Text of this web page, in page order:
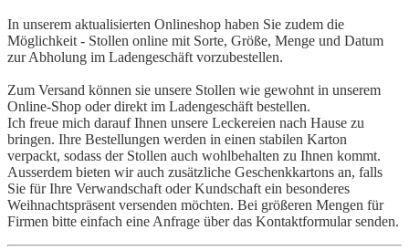
In unserem aktualisierten Onlineshop haben Sie zudem die
Möglichkeit - Stollen online mit Sorte, Größe, Menge und Datum
zur Abholung im Ladengeschäft vorzubestellen.
Zum Versand können sie unsere Stollen wie gewohnt in unserem
Online-Shop oder direkt im Ladengeschäft bestellen.
Ich freue mich darauf Ihnen unsere Leckereien nach Hause zu
bringen. Ihre Bestellungen werden in einen stabilen Karton
verpackt, sodass der Stollen auch wohlbehalten zu Ihnen kommt.
Ausserdem bieten wir auch zusätzliche Geschenkkartons an, falls
Sie für Ihre Verwandschaft oder Kundschaft ein besonderes
Weihnachtspräsent versenden möchten. Bei größeren Mengen für
Firmen bitte einfach eine Anfrage über das Kontaktformular senden.